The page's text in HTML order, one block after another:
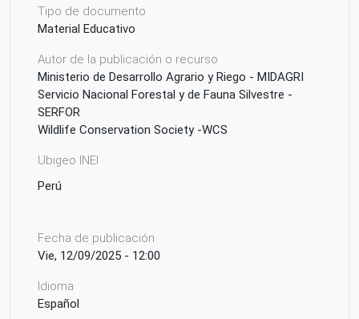
Tipo de documento
Material Educativo
Autor de la publicación o recurso
Ministerio de Desarrollo Agrario y Riego - MIDAGRI
Servicio Nacional Forestal y de Fauna Silvestre -
SERFOR
Wildlife Conservation Society -WCS
Ubigeo INEI
Perú
Fecha de publicación
Vie, 12/09/2025 - 12:00
Idioma
Español